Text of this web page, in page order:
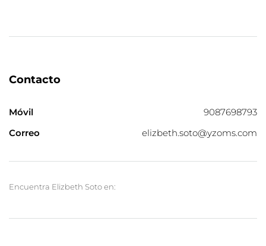
Contacto
Móvil
9087698793
Correo
elizbeth.soto@yzoms.com
Encuentra Elizbeth Soto en: